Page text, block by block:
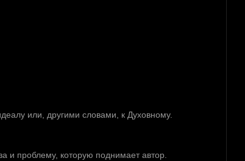
или, другими словами, к Духовному.
и проблему, которую поднимает автор.